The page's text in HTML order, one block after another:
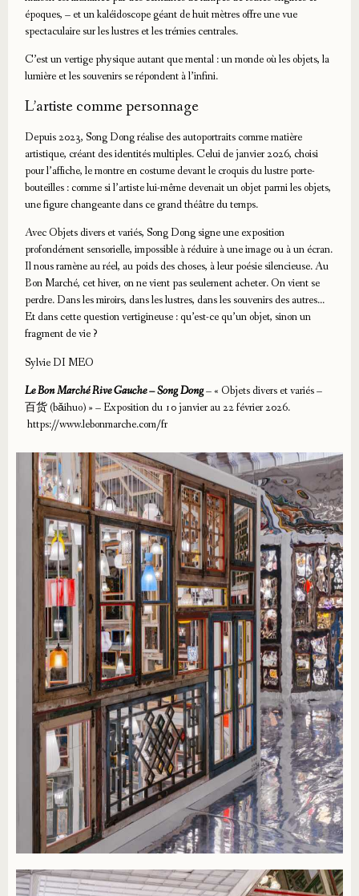
époques, – et un kaléidoscope géant de huit mètres offre une vue
spectaculaire sur les lustres et les trémies centrales.
C’est un vertige physique autant que mental : un monde où les objets, la
lumière et les souvenirs se répondent à l’infini.
L’artiste comme personnage
Depuis 2023, Song Dong réalise des autoportraits comme matière
artistique, créant des identités multiples. Celui de janvier 2026, choisi
pour l’affiche, le montre en costume devant le croquis du lustre porte-
bouteilles : comme si l’artiste lui-même devenait un objet parmi les objets,
une figure changeante dans ce grand théâtre du temps.
Avec Objets divers et variés, Song Dong signe une exposition
profondément sensorielle, impossible à réduire à une image ou à un écran.
Il nous ramène au réel, au poids des choses, à leur poésie silencieuse. Au
Bon Marché, cet hiver, on ne vient pas seulement acheter. On vient se
perdre. Dans les miroirs, dans les lustres, dans les souvenirs des autres…
Et dans cette question vertigineuse : qu’est-ce qu’un objet, sinon un
fragment de vie ?
Sylvie DI MEO
Le Bon Marché Rive Gauche – Song Dong– « Objets divers et variés –
百货 (bǎihuo) » – Exposition du 10 janvier au 22 février 2026.
https://www.lebonmarche.com/fr